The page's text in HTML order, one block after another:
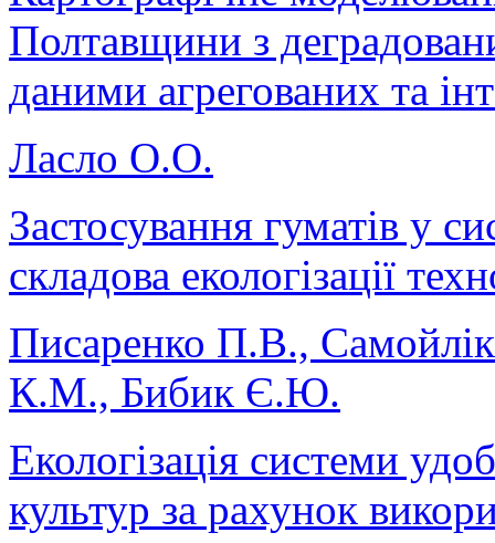
Полтавщини з
даними агрегованих та
Ласло О.О.
Застосування гуматів у
складова екологізації
Писаренко П.В.,
К.М., Бибик Є.Ю.
Екологізація системи
культур за рахунок